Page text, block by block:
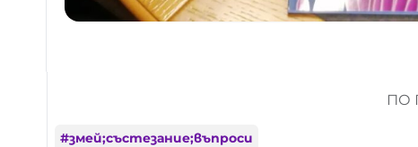
ПО
#змей;състезание;въпроси